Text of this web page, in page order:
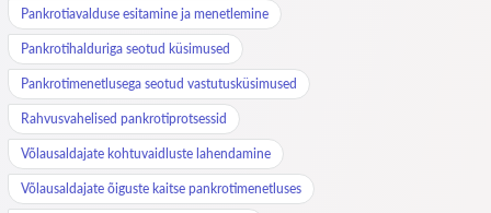
Pankrotiavalduse esitamine ja menetlemine
Pankrotihalduriga seotud küsimused
Pankrotimenetlusega seotud vastutusküsimused
Rahvusvahelised pankrotiprotsessid
Võlausaldajate kohtuvaidluste lahendamine
Võlausaldajate õiguste kaitse pankrotimenetluses